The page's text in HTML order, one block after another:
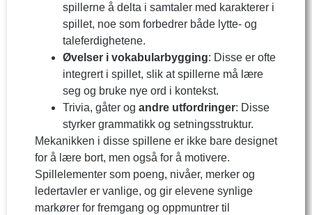
spillerne å delta i samtaler med karakterer i
spillet, noe som forbedrer både lytte- og
taleferdighetene.
Øvelser i vokabularbygging: Disse er ofte
integrert i spillet, slik at spillerne må lære
seg og bruke nye ord i kontekst.
Trivia, gåter og andre utfordringer: Disse
styrker grammatikk og setningsstruktur.
Mekanikken i disse spillene er ikke bare designet
for å lære bort, men også for å motivere.
Spillelementer som poeng, nivåer, merker og
ledertavler er vanlige, og gir elevene synlige
markører for fremgang og oppmuntrer til